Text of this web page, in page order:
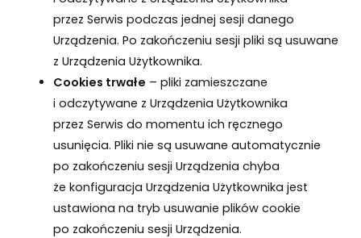
przez Serwispodczas jednej sesji danego
Urządzenia. Po zakończeniu sesji pliki są usuwane
z Urządzenia Użytkownika.
Cookies trwałe – pliki zamieszczane
i odczytywane z Urządzenia Użytkownika
przez Serwisdo momentu ich ręcznego
usunięcia. Pliki nie są usuwane automatycznie
po zakończeniu sesji Urządzenia chyba
że konfiguracja Urządzenia Użytkownika jest
ustawiona na tryb usuwanie plików cookie
po zakończeniu sesji Urządzenia.